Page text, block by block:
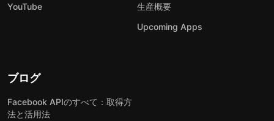
YouTube
生産概要
Upcoming Apps
ブログ
Facebook APIのすべて：取得方
法と活用法